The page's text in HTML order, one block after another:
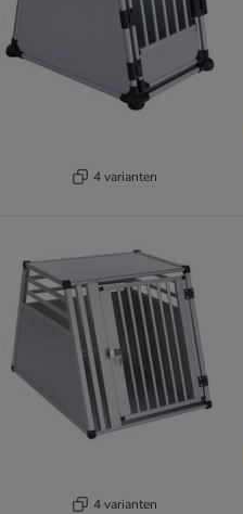
4 varianten
4 varianten